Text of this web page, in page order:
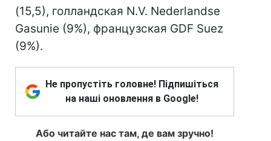
(15,5), голландская N.V. Nederlandse
Gasunie (9%), французская GDF Suez
(9%).
Не пропустіть головне! Підпишіться
на наші оновлення в Google!
Або читайте нас там, де вам зручно!